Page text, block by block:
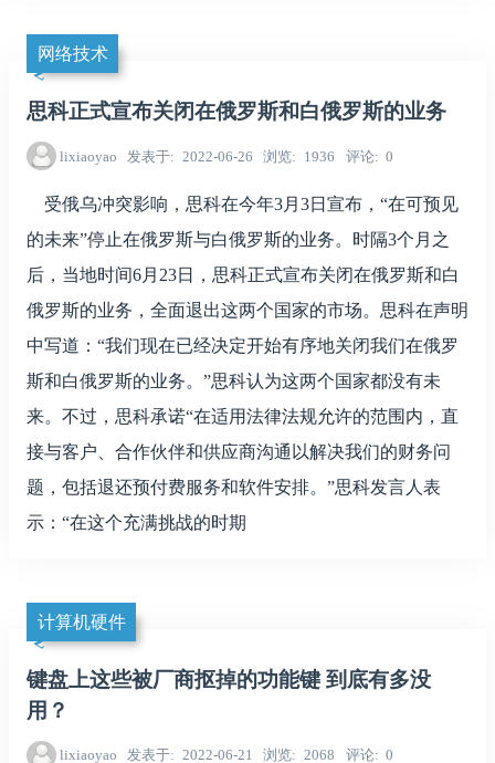
网络技术
思科正式宣布关闭在俄罗斯和白俄罗斯的业务
lixiaoyao 发表于 2022-06-26 浏览 1936 评论 0
受俄乌冲突影响，思科在今年3月3日宣布，“在可预见
的未来”停止在俄罗斯与白俄罗斯的业务。时隔3个月之
后，当地时间6月23日，思科正式宣布关闭在俄罗斯和白
俄罗斯的业务，全面退出这两个国家的市场。思科在声明
中写道：“我们现在已经决定开始有序地关闭我们在俄罗
斯和白俄罗斯的业务。”思科认为这两个国家都没有未
来。不过，思科承诺“在适用法律法规允许的范围内，直
接与客户、合作伙伴和供应商沟通以解决我们的财务问
题，包括退还预付费服务和软件安排。”思科发言人表
示：“在这个充满挑战的时期
计算机硬件
键盘上这些被厂商抠掉的功能键 到底有多没
用？
lixiaoyao 发表于 2022-06-21 浏览 2068 评论 0